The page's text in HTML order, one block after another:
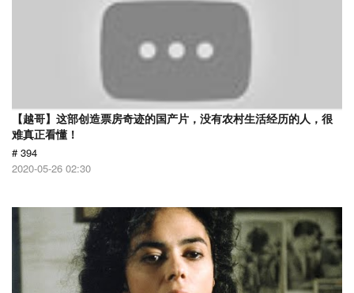
【越哥】这部创造票房奇迹的国产片，没有农村生活经历的人，很
难真正看懂！
# 394
2020-05-26 02:30